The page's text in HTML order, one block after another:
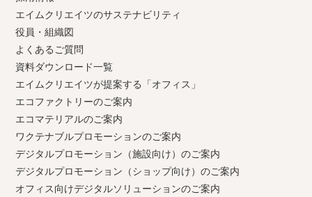
エイムクリエイツのサステナビリティ
役員・組織図
よくあるご質問
資料ダウンロード一覧
エイムクリエイツが提案する「オフィス」
エコファクトリーのご案内
エコマテリアルのご案内
ワクテナブルプロモーションのご案内
デジタルプロモーション（施設向け）のご案内
デジタルプロモーション（ショップ向け）のご案内
オフィス向けデジタルソリューションのご案内